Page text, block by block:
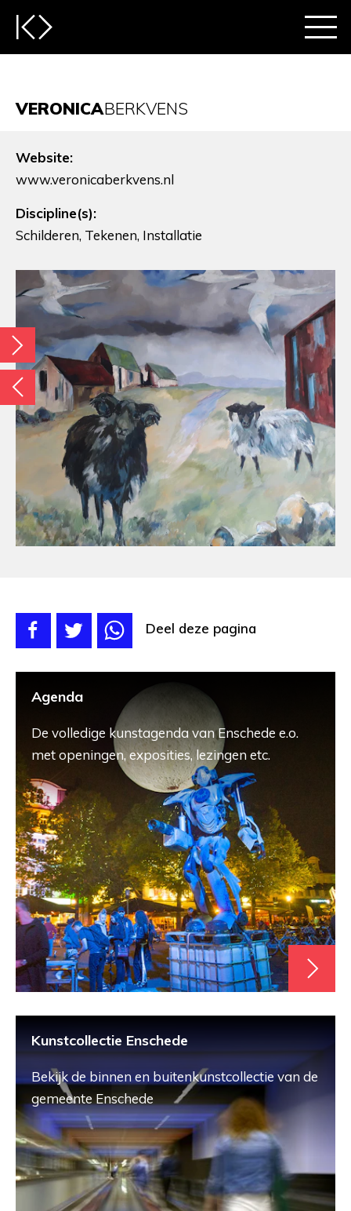
VERONICABERKVENS
Website:
www.veronicaberkvens.nl
Discipline(s):
Schilderen, Tekenen, Installatie
Deel deze pagina
Agenda
De volledige kunstagenda van Enschede e.o.
met openingen, exposities, lezingen etc.
Kunstcollectie Enschede
Bekijk de binnen en buitenkunstcollectie van de
gemeente Enschede